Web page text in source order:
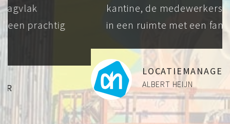
kantine, de medewerkers pauzeren nu
in een ruimte met een fantastische sfeer
LOCATIEMANAGER PETER
ALBERT HEIJN